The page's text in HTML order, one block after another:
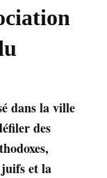
dans la ville
des
et la